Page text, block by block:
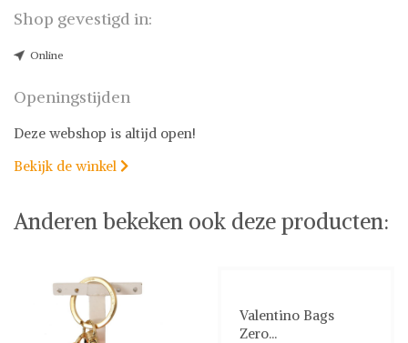
Shop gevestigd in:
Online
Openingstijden
Deze webshop is altijd open!
Bekijk de winkel 
Anderen bekeken ook deze producten:
Valentino Bags
Zero...